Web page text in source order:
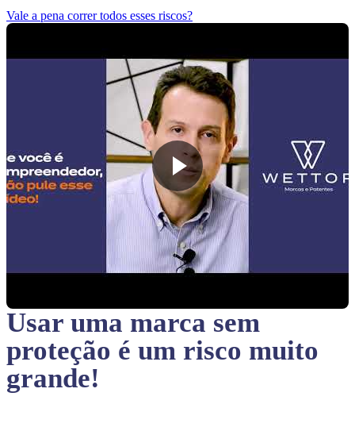
Vale a pena correr todos esses riscos?
Usar uma marca sem
proteção é um risco muito
grande!